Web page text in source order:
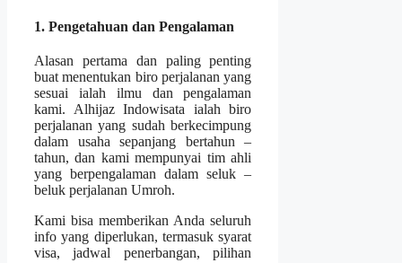
1. Pengetahuan dan Pengalaman
Alasan pertama dan paling penting
buat menentukan biro perjalanan yang
sesuai ialah ilmu dan pengalaman
kami. Alhijaz Indowisata ialah biro
perjalanan yang sudah berkecimpung
dalam usaha sepanjang bertahun –
tahun, dan kami mempunyai tim ahli
yang berpengalaman dalam seluk –
beluk perjalanan Umroh.
Kami bisa memberikan Anda seluruh
info yang diperlukan, termasuk syarat
visa, jadwal penerbangan, pilihan